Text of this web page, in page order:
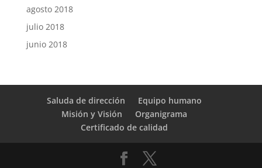
agosto 2018
julio 2018
junio 2018
Saluda de dirección
Equipo humano
Misión y Visión
Organigrama
Certificado de calidad